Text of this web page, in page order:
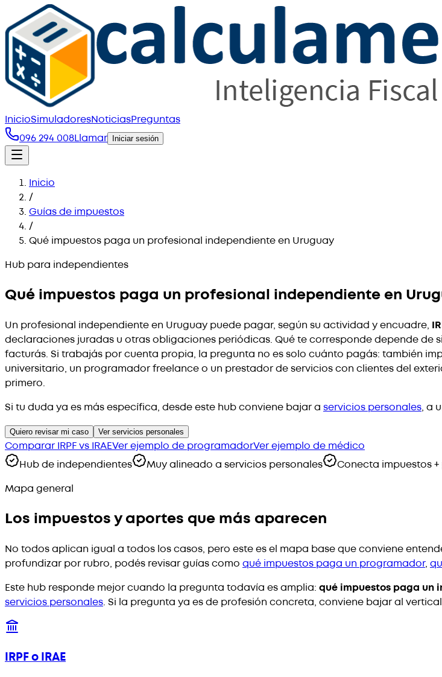
InicioSimuladoresNoticiasPreguntas
096 294 008Llamar Iniciar sesión
Inicio
/
Guías de impuestos
/
Qué impuestos paga un profesional independiente en Uruguay
Hub para independientes
Qué impuestos paga un profesional independiente en
Un profesional independiente en Uruguay puede pagar, según su actividad y encuadre,
declaraciones juradas u otras obligaciones periódicas. Qué te corresponde depende de
facturás. Si trabajás por cuenta propia, la pregunta no es solo cuánto pagás: también
universitario, un programador freelance o un prestador de servicios con clientes del
primero.
Si tu duda ya es más específica, desde este hub conviene bajar a servicios personales, a
Quiero revisar mi caso Ver servicios personales
Comparar IRPF vs IRAEVer ejemplo de programadorVer ejemplo de médico
Hub de independientes
Muy alineado a servicios personales Conecta impuestos
Mapa general
Los impuestos y aportes que más aparecen
No todos aplican igual a todos los casos, pero este es el mapa base que conviene
profundizar por rubro, podés revisar guías como qué impuestos paga un programador,
Este hub responde mejor cuando la pregunta todavía es amplia: qué impuestos paga un
servicios personales. Si la pregunta ya es de profesión concreta, conviene bajar al
IRPF o IRAE